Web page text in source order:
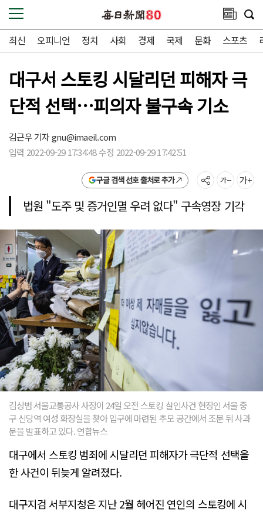
최신 오피니언 정치 사회 경제 국제 문화 스포츠
대구서 스토킹 시달리던 피해자 극
단적 선택…피의자 불구속 기소
김근우 기자gnu@imaeil.com
입력 2022-09-29 17:34:48 수정 2022-09-29 17:42:51
구글 검색 선호 출처로 추가
법원 "도주 및 증거인멸 우려 없다" 구속영장 기각
김상범 서울교통공사 사장이 24일 오전 스토킹 살인사건 현장인 서울 중
구 신당역 여성 화장실을 찾아 입구에 마련된 추모 공간에서 조문 뒤 사과
문을 발표하고 있다. 연합뉴스
대구에서 스토킹 범죄에 시달리던 피해자가 극단적 선택을
한 사건이 뒤늦게 알려졌다.
대구지검 서부지청은 지난 2월 헤어진 연인의 스토킹에 시